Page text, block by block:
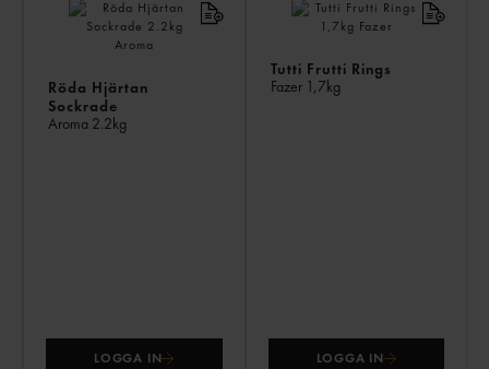
Röda Hjärtan
Sockrade
Aroma 2.2kg
LOGGA IN
Tutti Frutti Rings
Fazer 1,7kg
LOGGA IN